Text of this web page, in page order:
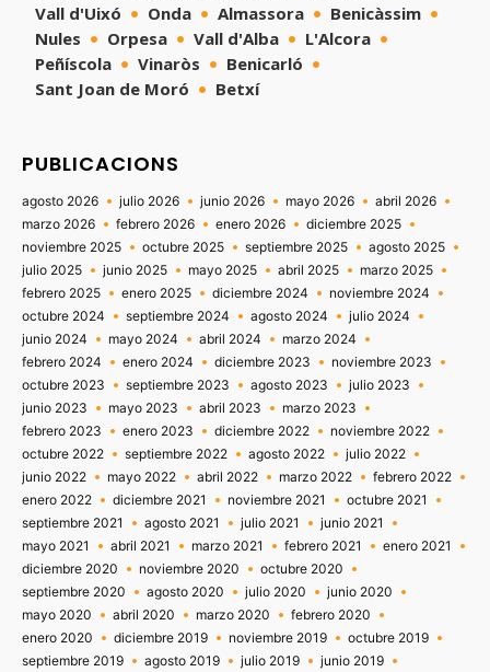
Vall d'Uixó
Onda Almassora
Benicàssim
Nules
Orpesa Vall d'Alba
L'Alcora
Peñíscola
Vinaròs
Benicarló
Sant Joan de Moró
Betxí
PUBLICACIONS
agosto 2026 julio 2026 junio 2026 mayo 2026
abril 2026
marzo 2026
febrero 2026 enero 2026
diciembre 2025
noviembre 2025
octubre 2025 septiembre 2025
agosto 2025
julio 2025
junio 2025 mayo 2025 abril 2025
marzo 2025
febrero 2025
enero 2025 diciembre 2024
noviembre 2024
octubre 2024
septiembre 2024 agosto 2024
julio 2024
junio 2024
mayo 2024 abril 2024
marzo 2024
febrero 2024
enero 2024 diciembre 2023
noviembre 2023
octubre 2023
septiembre 2023 agosto 2023
julio 2023
junio 2023
mayo 2023 abril 2023
marzo 2023
febrero 2023
enero 2023 diciembre 2022
noviembre 2022
octubre 2022
septiembre 2022 agosto 2022
julio 2022
junio 2022
mayo 2022 abril 2022 marzo 2022
febrero 2022
enero 2022
diciembre 2021 noviembre 2021
octubre 2021
septiembre 2021
agosto 2021 julio 2021
junio 2021
mayo 2021
abril 2021 marzo 2021 febrero 2021
enero 2021
diciembre 2020
noviembre 2020
octubre 2020
septiembre 2020
agosto 2020 julio 2020
junio 2020
mayo 2020
abril 2020 marzo 2020
febrero 2020
enero 2020
diciembre 2019 noviembre 2019
octubre 2019
septiembre 2019
agosto 2019 julio 2019
junio 2019